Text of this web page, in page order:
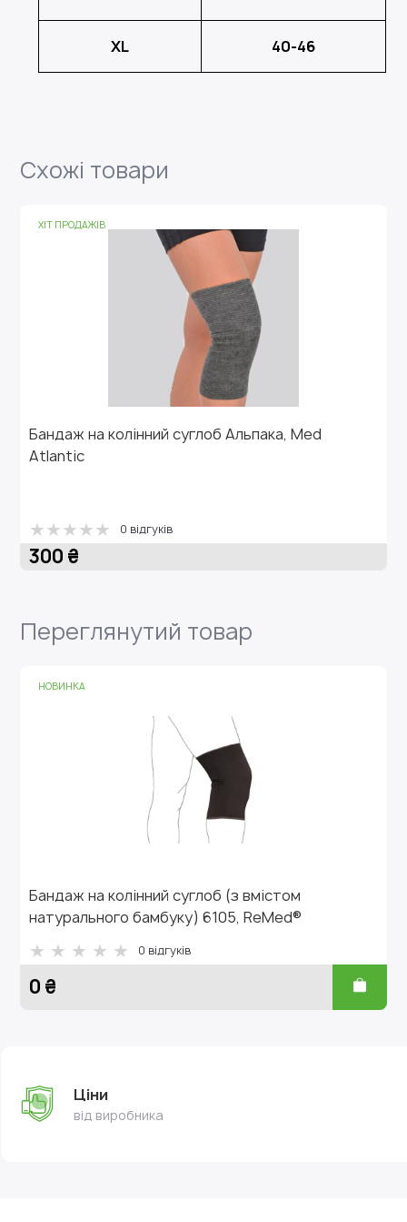
XL 40-46
Схожі товари
ХІТ ПРОДАЖІВ
Бандаж на колінний суглоб Альпака, Med
Atlantic
0 відгуків
300 ₴
Переглянутий товар
НОВИНКА
Бандаж на колінний суглоб (з вмістом
натурального бамбуку) 6105, ReMed®
0 відгуків
0 ₴
Ціни
від виробника